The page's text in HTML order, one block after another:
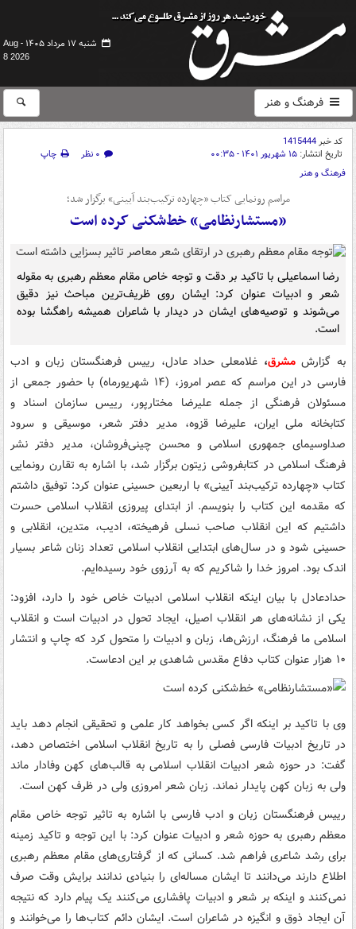
شنبه ۱۷ مرداد ۱۴۰۵ -
Aug
8 2026
فرهنگ و هنر
کد خبر1415444
تاریخ انتشار: ۱۵ شهریور ۱۴۰۱ - ۰۰:۳۵ ۰ نظر
چاپ
فرهنگ و هنر
مراسم رونمایی کتاب «چهارده ترکیب‌بند آیینی» برگزار شد؛
«مستشارنظامی» خط‌شکنی کرده است
رضا اسماعیلی با تاکید بر دقت و توجه خاص مقام معظم رهبری به مقوله
شعر و ادبیات عنوان کرد: ایشان روی ظریف‌ترین مباحث نیز دقیق
می‌شوند و توصیه‌های ایشان در دیدار با شاعران همیشه راهگشا بوده
است.
به گزارشمشرق، غلامعلی حداد عادل، رییس فرهنگستان زبان و ادب
فارسی در این مراسم که عصر امروز، (۱۴ شهریورماه) با حضور جمعی از
مسئولان فرهنگی از جمله علیرضا مختارپور،‌ رییس سازمان اسناد و
کتابخانه ملی ایران، علیرضا قزوه، مدیر دفتر شعر، موسیقی و سرود
صداوسیمای جمهوری اسلامی و محسن چینی‌فروشان، مدیر دفتر نشر
فرهنگ اسلامی در کتابفروشی زیتون برگزار شد، با اشاره به تقارن رونمایی
کتاب «چهارده ترکیب‌بند آیینی» با اربعین حسینی عنوان کرد: توفیق داشتم
که مقدمه این کتاب را بنویسم. از ابتدای پیروزی انقلاب اسلامی حسرت
داشتیم که این انقلاب صاحب نسلی فرهیخته، ادیب،‌ متدین،‌ انقلابی و
حسینی شود و در سال‌های ابتدایی انقلاب اسلامی تعداد زنان شاعر بسیار
اندک بود. امروز خدا را شاکریم که به آرزوی خود رسیده‌ایم.
حدادعادل با بیان اینکه انقلاب اسلامی ادبیات خاص خود را دارد، افزود:
یکی از نشانه‌های هر انقلاب اصیل، ایجاد تحول در ادبیات است و انقلاب
اسلامی ما فرهنگ، ارزش‌ها، زبان و ادبیات را متحول کرد که چاپ و انتشار
۱۰ هزار عنوان کتاب دفاع مقدس شاهدی بر این ادعاست.
وی با تاکید بر اینکه اگر کسی بخواهد کار علمی و تحقیقی انجام دهد باید
در تاریخ ادبیات فارسی فصلی را به تاریخ انقلاب اسلامی اختصاص دهد،
گفت: در حوزه شعر ادبیات انقلاب اسلامی به قالب‌های کهن وفادار ماند
ولی به زبان کهن پایدار نماند. زبان شعر امروزی ولی در ظرف کهن است.
رییس فرهنگستان زبان و ادب فارسی با اشاره به تاثیر توجه خاص مقام
معظم رهبری به حوزه شعر و ادبیات عنوان کرد: با این توجه و تاکید زمینه
برای رشد شاعری فراهم شد. کسانی که از گرفتاری‌های مقام معظم رهبری
اطلاع دارند می‌دانند تا ایشان مساله‌ای را بنیادی ندانند برایش وقت صرف
نمی‌کنند و اینکه بر شعر و ادبیات پافشاری می‌کنند یک پیام دارد که نتیجه
آن ایجاد ذوق و انگیزه در شاعران است. ایشان دائم کتاب‌ها را می‌خوانند و